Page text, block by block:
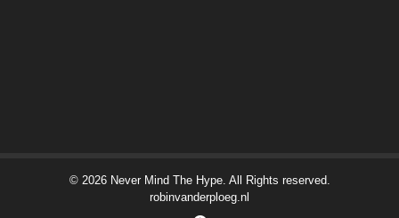
© 2026 Never Mind The Hype. All Rights reserved.
robinvanderploeg.nl